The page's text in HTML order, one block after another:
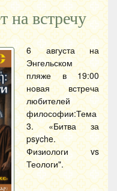
на встречу
6 августа на
Энгельском
пляже в 19:00
новая встреча
любителей
философии:Тема
3. «Битва за
psyche.
Физиологи vs
Теологи".